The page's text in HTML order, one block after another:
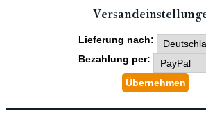
Lieferung nach:
Bezahlung per: